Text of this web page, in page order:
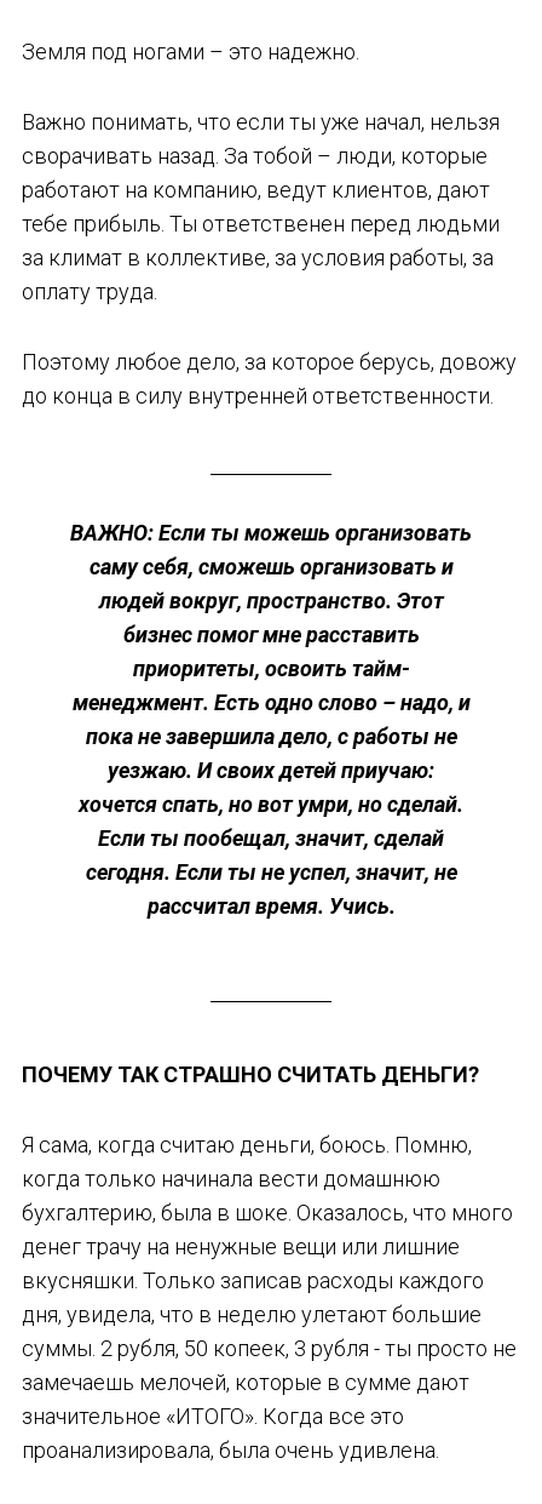
Земля под ногами – это надежно.
Важно понимать, что если ты уже начал, нельзя
сворачивать назад. За тобой – люди, которые
работают на компанию, ведут клиентов, дают
тебе прибыль. Ты ответственен перед людьми
за климат в коллективе, за условия работы, за
оплату труда.
Поэтому любое дело, за которое берусь, довожу
до конца в силу внутренней ответственности.
ВАЖНО: Если ты можешь организовать
саму себя, сможешь организовать и
людей вокруг, пространство. Этот
бизнес помог мне расставить
приоритеты, освоить тайм-
менеджмент. Есть одно слово – надо, и
пока не завершила дело, с работы не
уезжаю. И своих детей приучаю:
хочется спать, но вот умри, но сделай.
Если ты пообещал, значит, сделай
сегодня. Если ты не успел, значит, не
рассчитал время. Учись.
ПОЧЕМУ ТАК СТРАШНО СЧИТАТЬ ДЕНЬГИ?
Я сама, когда считаю деньги, боюсь. Помню,
когда только начинала вести домашнюю
бухгалтерию, была в шоке. Оказалось, что много
денег трачу на ненужные вещи или лишние
вкусняшки. Только записав расходы каждого
дня, увидела, что в неделю улетают большие
суммы. 2 рубля, 50 копеек, 3 рубля - ты просто не
замечаешь мелочей, которые в сумме дают
значительное «ИТОГО». Когда все это
проанализировала, была очень удивлена.